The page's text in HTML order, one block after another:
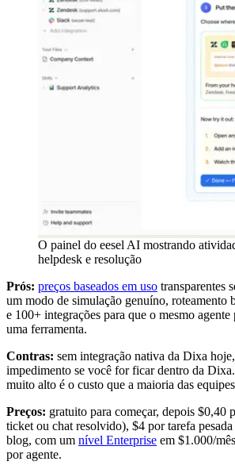
O painel do eesel AI mostrando
helpdesk e resolução
Prós: preços baseados em uso transparentes
um modo de simulação genuíno, roteamento
e 100+ integrações para que o mesmo
uma ferramenta.
Contras: sem integração nativa da Dixa
impedimento se você for ficar dentro da
muito alto é o custo que a maioria das
Preços: gratuito para começar, depois $0,40
ticket ou chat resolvido), $4 por tarefa
blog, com um nível Enterprise em $1.000/
por agente.